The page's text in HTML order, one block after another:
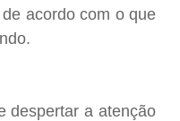
acordo com o que
despertar a atenção